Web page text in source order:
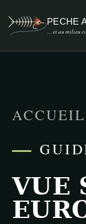
PECHE
… et au milieu
ACCUEIL
VUE